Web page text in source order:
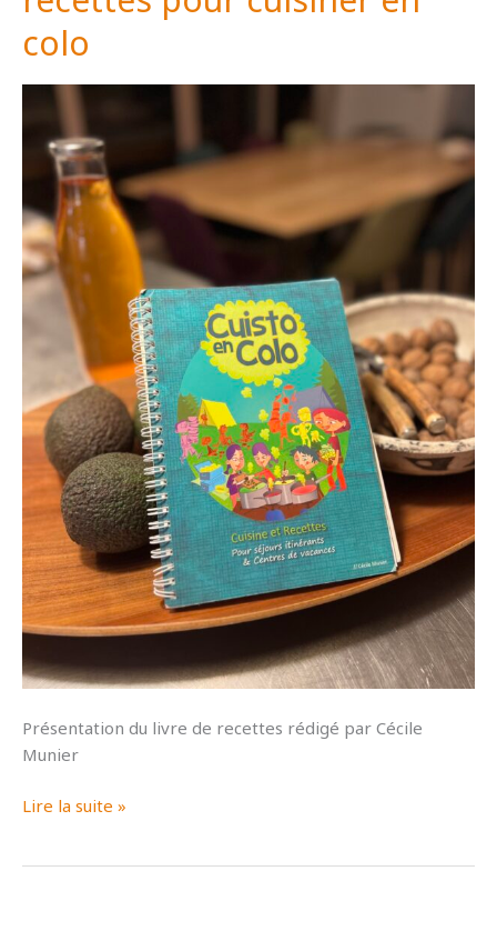
colo
Présentation du livre de recettes rédigé par Cécile
Munier
Cuisto
Lire la suite »